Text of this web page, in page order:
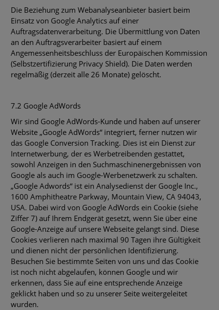
Die Beziehung zum Webanalyseanbieter basiert beim
Einsatz von Google Analytics auf einer
Auftragsdatenverarbeitung. Die Übermittlung von Daten
an den Auftragsverarbeiter basiert auf einem
Angemessenheitsbeschluss der Europäischen Kommission
(Selbstzertifizierung Privacy Shield). Die Daten werden
regelmäßig (derzeit alle 26 Monate) gelöscht.
7.2 Google AdWords
Wir sind Google AdWords-Kunde und haben auf unserer
Website „Google AdWords“ integriert, ferner nutzen wir
das Google Conversion Tracking. Dies ist ein Dienst zur
Internetwerbung, der es Werbetreibenden gestattet,
sowohl Anzeigen in den Suchmaschinenergebnissen von
Google als auch im Google-Werbenetzwerk zu schalten.
„Google Adwords“ ist ein Analysedienst der Google Inc.,
1600 Amphitheatre Parkway, Mountain View, CA 94043,
USA. Dabei wird von Google AdWords ein Cookie (siehe
Ziffer 7) auf Ihrem Endgerät gesetzt, wenn Sie über eine
Google-Anzeige auf unsere Webseite gelangt sind. Diese
Cookies verlieren nach maximal 90 Tagen ihre Gültigkeit
und dienen nicht der persönlichen Identifizierung.
Besuchen Sie bestimmte Seiten von uns und das Cookie
ist noch nicht abgelaufen, können Google und wir
erkennen, dass Sie auf eine entsprechende Anzeige
geklickt haben und so zu unserer Seite weitergeleitet
wurden.